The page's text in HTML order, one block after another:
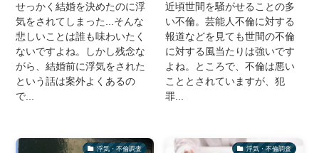
せっかく結婚を決めたのに浮
気をされてしまった...そんな
悲しいことは誰も味わいたく
ないですよね。しかし残念な
がら、結婚前に浮気をされた
という話は案外よくあるの
で...
近頃世間を騒がせることの多
い不倫。芸能人不倫に対する
報道などを見ても世間の不倫
に対する風当たりは強いです
よね。ところで、不倫は悪い
こととされていますが、犯
罪...
浮気・不倫調査 浮気・不倫調査